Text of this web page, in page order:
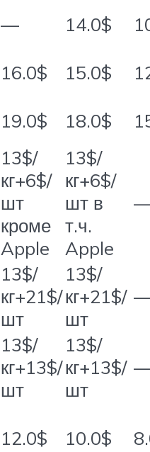
— 14.0$
16.0$ 15.0$
19.0$ 18.0$
13$/
кг+6$/
шт
кроме
Apple
13$/
кг+6$/
шт в
т.ч.
Apple
13$/
кг+21$/
шт
13$/
кг+21$/
шт
13$/
кг+13$/
шт
13$/
кг+13$/
шт
12.0$ 10.0$